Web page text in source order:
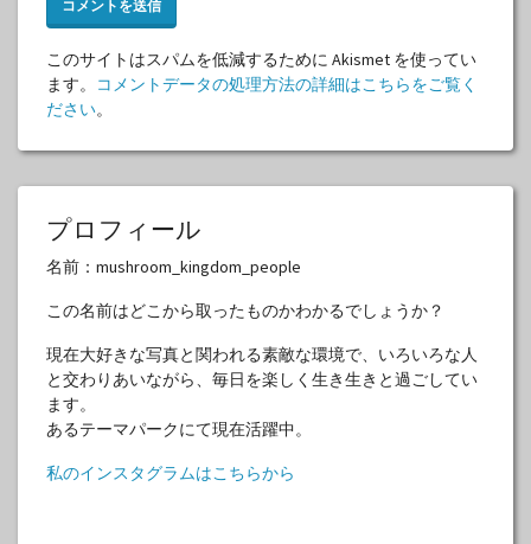
このサイトはスパムを低減するために Akismet を使ってい
ます。
コメントデータの処理方法の詳細はこちらをご覧く
ださい。
プロフィール
名前：mushroom_kingdom_people
この名前はどこから取ったものかわかるでしょうか？
現在大好きな写真と関われる素敵な環境で、いろいろな人
と交わりあいながら、毎日を楽しく生き生きと過ごしてい
ます。
あるテーマパークにて現在活躍中。
私のインスタグラムはこちらから